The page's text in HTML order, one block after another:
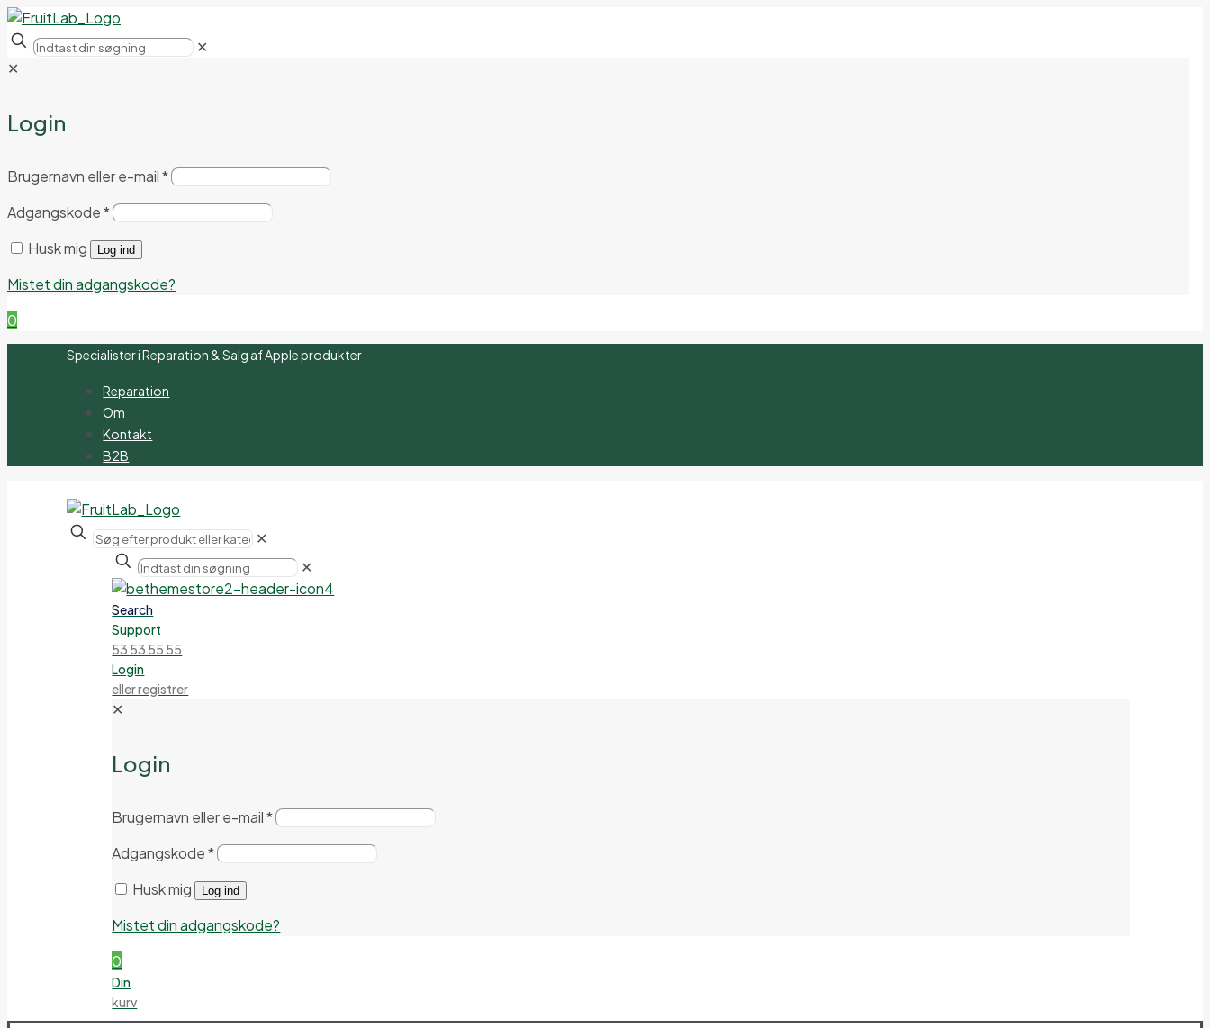
✕
✕
Login
Brugernavn eller e-mail*
Adgangskode*
Husk mig
Log ind
Mistet din adgangskode?
0
Specialister i Reparation & Salg af Apple produkter
Reparation
Om
Kontakt
B2B
✕
✕
Search
Support
53 53 55 55
Login
eller registrer
✕
Login
Brugernavn eller e-mail*
Adgangskode*
Husk mig
Log ind
Mistet din adgangskode?
0
Din
kurv